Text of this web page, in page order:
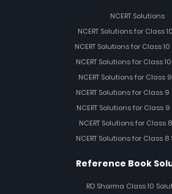
NCERT Solutions
NCERT Solutions for Class
NCERT Solutions for Class
NCERT Solutions for Class
NCERT Solutions for Class
NCERT Solutions for Class
NCERT Solutions for Class
NCERT Solutions for Class
NCERT Solutions for Class
Reference Book
RD Sharma Class 10